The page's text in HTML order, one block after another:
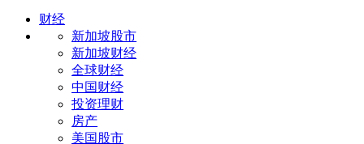
财经
新加坡股市
新加坡财经
全球财经
中国财经
投资理财
房产
美国股市